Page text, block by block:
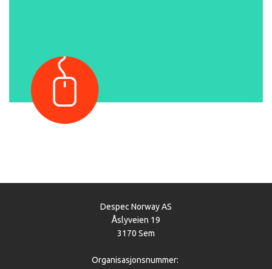
Despec Norway AS
Åslyveien 19
3170 Sem
Organisasjonsnummer: